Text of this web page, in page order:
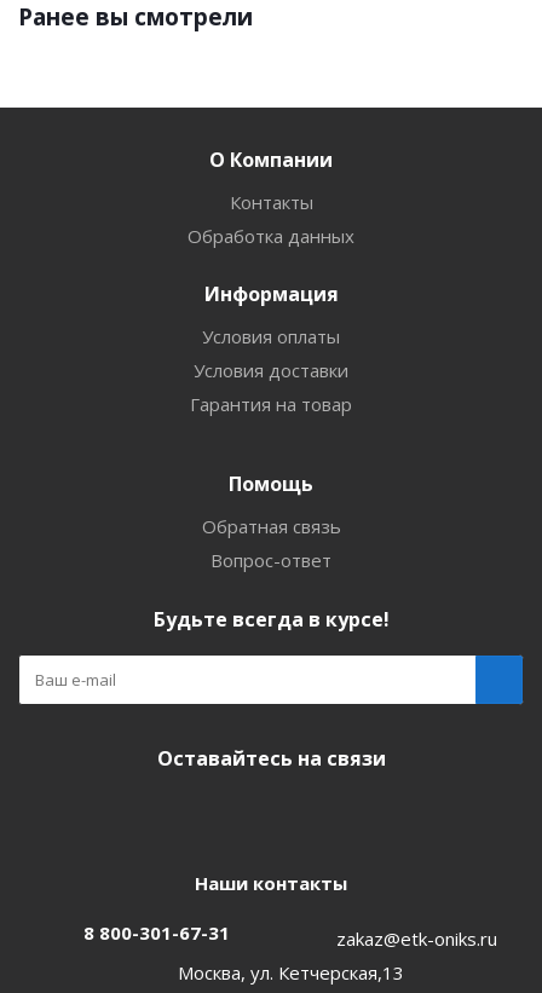
Ранее вы смотрели
О Компании
Контакты
Обработка данных
Информация
Условия оплаты
Условия доставки
Гарантия на товар
Помощь
Обратная связь
Вопрос-ответ
Будьте всегда в курсе!
Оставайтесь на связи
Наши контакты
8 800-301-67-31
zakaz@etk-oniks.ru
Москва, ул. Кетчерская,13